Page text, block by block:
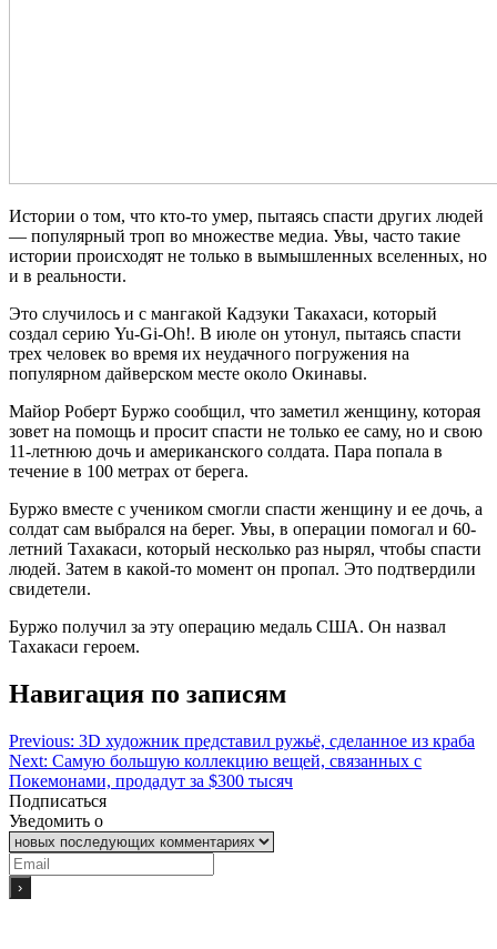
Истории о том, что кто-то умер, пытаясь спасти других людей
— популярный троп во множестве медиа. Увы, часто такие
истории происходят не только в вымышленных вселенных, но
и в реальности.
Это случилось и с мангакой Кадзуки Такахаси, который
создал серию Yu-Gi-Oh!. В июле он утонул, пытаясь спасти
трех человек во время их неудачного погружения на
популярном дайверском месте около Окинавы.
Майор Роберт Буржо сообщил, что заметил женщину, которая
зовет на помощь и просит спасти не только ее саму, но и свою
11-летнюю дочь и американского солдата. Пара попала в
течение в 100 метрах от берега.
Буржо вместе с учеником смогли спасти женщину и ее дочь, а
солдат сам выбрался на берег. Увы, в операции помогал и 60-
летний Тахакаси, который несколько раз нырял, чтобы спасти
людей. Затем в какой-то момент он пропал. Это подтвердили
свидетели.
Буржо получил за эту операцию медаль США. Он назвал
Тахакаси героем.
Навигация по записям
Previous: 3D художник представил ружьё, сделанное из краба
Next: Самую большую коллекцию вещей, связанных с
Покемонами, продадут за $300 тысяч
Подписаться
Уведомить о